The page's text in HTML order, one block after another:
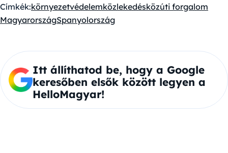
Címkék:környezetvédelemközlekedésközúti forgalom
MagyarországSpanyolország
Itt állíthatod be, hogy a Google
keresőben elsők között legyen a
HelloMagyar!